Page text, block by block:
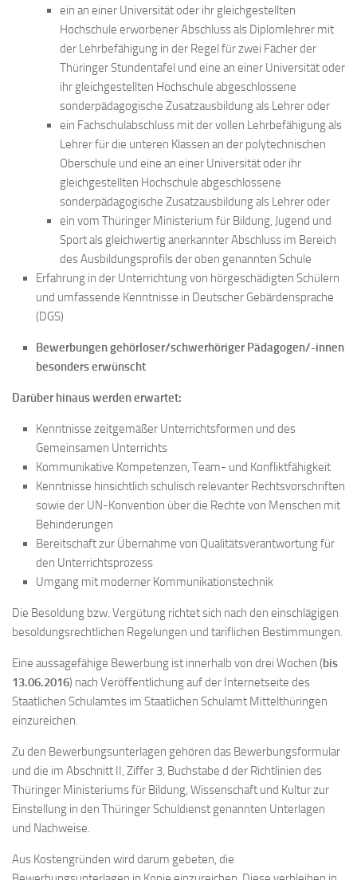
ein an einer Universität oder ihr gleichgestellten
Hochschule erworbener Abschluss als Diplomlehrer mit
der Lehrbefähigung in der Regel für zwei Fächer der
Thüringer Stundentafel und eine an einer Universität oder
ihr gleichgestellten Hochschule abgeschlossene
sonderpädagogische Zusatzausbildung als Lehrer oder
ein Fachschulabschluss mit der vollen Lehrbefähigung als
Lehrer für die unteren Klassen an der polytechnischen
Oberschule und eine an einer Universität oder ihr
gleichgestellten Hochschule abgeschlossene
sonderpädagogische Zusatzausbildung als Lehrer oder
ein vom Thüringer Ministerium für Bildung, Jugend und
Sport als gleichwertig anerkannter Abschluss im Bereich
des Ausbildungsprofils der oben genannten Schule
Erfahrung in der Unterrichtung von hörgeschädigten Schülern
und umfassende Kenntnisse in Deutscher Gebärdensprache
(DGS)
Bewerbungen gehörloser/schwerhöriger Pädagogen/-innen
besonders erwünscht
Darüber hinaus werden erwartet:
Kenntnisse zeitgemäßer Unterrichtsformen und des
Gemeinsamen Unterrichts
Kommunikative Kompetenzen, Team- und Konfliktfähigkeit
Kenntnisse hinsichtlich schulisch relevanter Rechtsvorschriften
sowie der UN-Konvention über die Rechte von Menschen mit
Behinderungen
Bereitschaft zur Übernahme von Qualitätsverantwortung für
den Unterrichtsprozess
Umgang mit moderner Kommunikationstechnik
Die Besoldung bzw. Vergütung richtet sich nach den einschlägigen
besoldungsrechtlichen Regelungen und tariflichen Bestimmungen.
Eine aussagefähige Bewerbung ist innerhalb von drei Wochen (bis
13.06.2016) nach Veröffentlichung auf der Internetseite des
Staatlichen Schulamtes im Staatlichen Schulamt Mittelthüringen
einzureichen.
Zu den Bewerbungsunterlagen gehören das Bewerbungsformular
und die im Abschnitt II, Ziffer 3, Buchstabe d der Richtlinien des
Thüringer Ministeriums für Bildung, Wissenschaft und Kultur zur
Einstellung in den Thüringer Schuldienst genannten Unterlagen
und Nachweise.
Aus Kostengründen wird darum gebeten, die